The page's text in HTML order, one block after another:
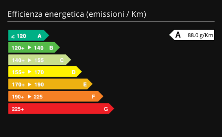
Efficienza energetica (emissioni / Km)
88.0 g/Km